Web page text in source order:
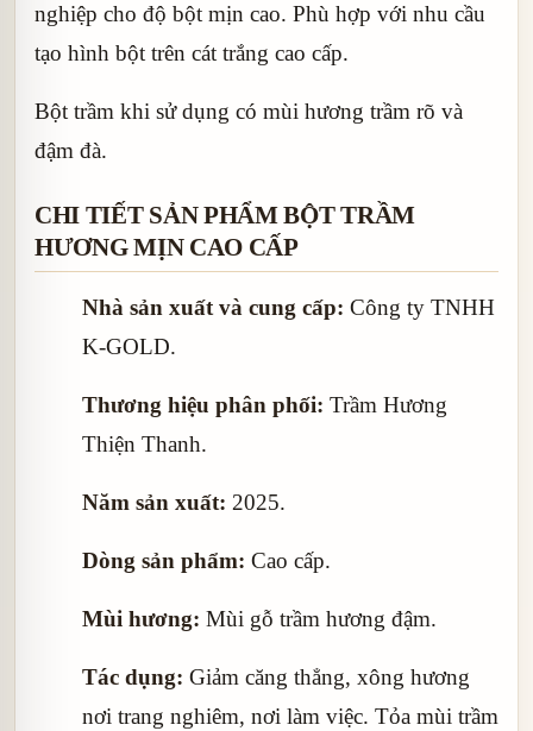
nghiệp cho độ bột mịn cao. Phù hợp với nhu cầu
tạo hình bột trên cát trắng cao cấp.
Bột trầm khi sử dụng có mùi hương trầm rõ và
đậm đà.
CHI TIẾT SẢN PHẨM BỘT TRẦM
HƯƠNG MỊN CAO CẤP
Nhà sản xuất và cung cấp: Công ty TNHH
K-GOLD.
Thương hiệu phân phối: Trầm Hương
Thiện Thanh.
Năm sản xuất: 2025.
Dòng sản phẩm: Cao cấp.
Mùi hương: Mùi gỗ trầm hương đậm.
Tác dụng: Giảm căng thẳng, xông hương
nơi trang nghiêm, nơi làm việc. Tỏa mùi trầm